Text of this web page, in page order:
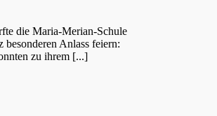
die Maria-Merian-Schule
beson­de­ren Anlass feiern:
zu ihrem [...]